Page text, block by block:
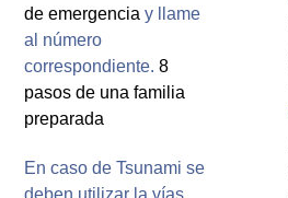
de emergencia y llame
al número
correspondiente. 8
pasos de una familia
preparada
En caso de Tsunami se
deben utilizar la vías